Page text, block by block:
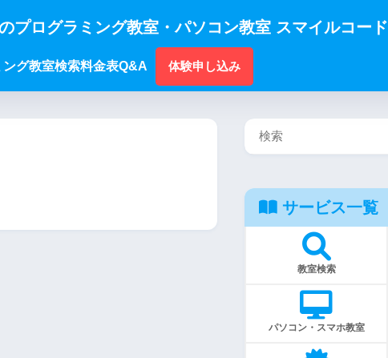
プログラミング教室・パソコン教室 スマイルコード
ング教室検索料金表Q&A 体験申し込み
サービス一覧
教室検索
パソコン・スマホ教室